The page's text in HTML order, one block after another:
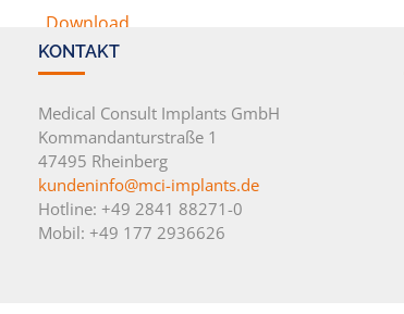
Download
KONTAKT
Medical Consult Implants GmbH
Kommandanturstraße 1
47495 Rheinberg
kundeninfo@mci-implants.de
Hotline: +49 2841 88271-0
Mobil: +49 177 2936626